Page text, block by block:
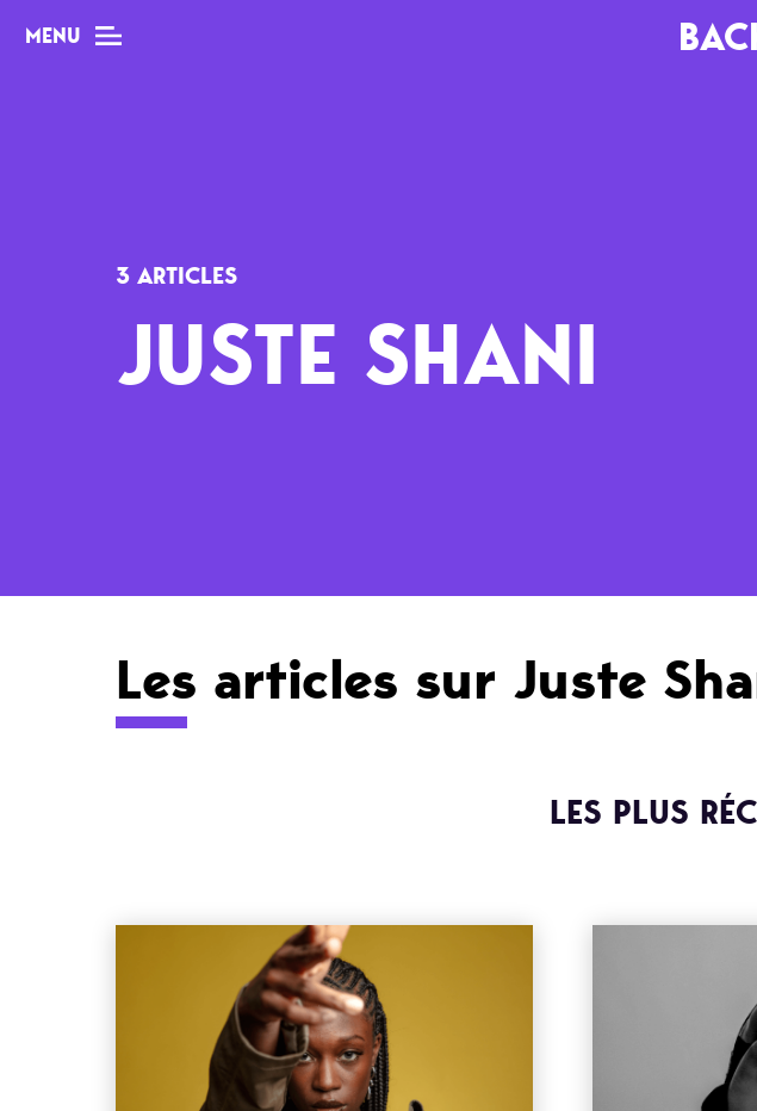
MENU
Tops
Interviews
Chroniques
3 ARTICLES
JUSTE SHANI
Les articles sur Juste
LES PLUS